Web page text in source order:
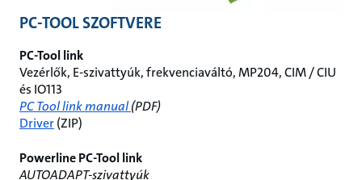
PC-TOOL SZOFTVERE
PC-Tool link
Vezérlők, E-szivattyúk, frekvenciaváltó, MP204, CIM / CIU
és IO113
PC Tool link manual(PDF)
Driver(ZIP)
Powerline PC-Tool link
AUTOADAPT-szivattyúk